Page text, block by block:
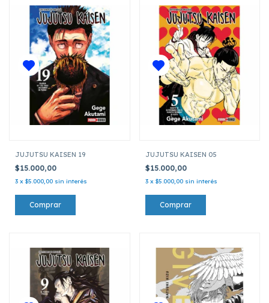
JUJUTSU KAISEN 19
$15.000,00
3 x $5.000,00 sin interés
JUJUTSU KAISEN 05
$15.000,00
3 x $5.000,00 sin interés